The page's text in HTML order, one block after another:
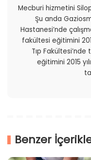
Mecburi hizmetini
Şu anda
Hastanesi’nde
fakültesi eğitimini
Tıp Fakültesi’nde
eğitimini 2015
Benzer